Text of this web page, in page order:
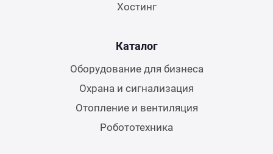
Хостинг
Каталог
Оборудование для бизнеса
Охрана и сигнализация
Отопление и вентиляция
Робототехника